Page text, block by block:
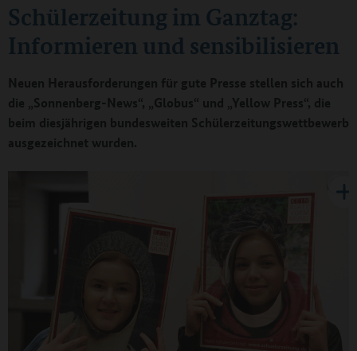
Schülerzeitung im Ganztag:
Informieren und sensibilisieren
Neuen Herausforderungen für gute Presse stellen sich auch
die „Sonnenberg-News“, „Globus“ und „Yellow Press“, die
beim diesjährigen bundesweiten Schülerzeitungswettbewerb
ausgezeichnet wurden.